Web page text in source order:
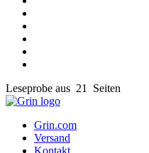
Leseprobe aus 21 Seiten
Grin.com
Versand
Kontakt